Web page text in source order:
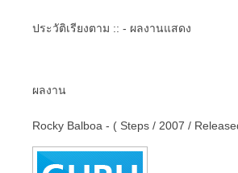
ประวัติเรียงตาม :: - ผลงานแสดง
ผลงาน
Rocky Balboa - ( Steps / 2007 /